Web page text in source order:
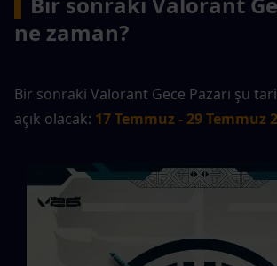
ne zaman?
Bir sonraki Valorant Gece Pazarı şu
açık olacak: 17 Temmuz - 29 Temmuz